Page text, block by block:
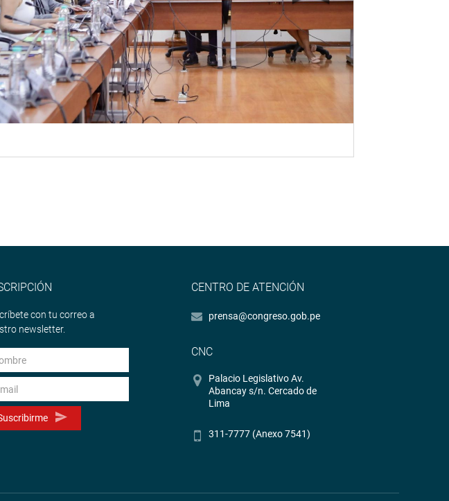
con tu correo a
newsletter.
CENTRO DE ATENCIÓN
prensa@congreso.gob.pe
CNC
Palacio Legislativo Av.
Abancay s/n. Cercado de
Lima
311-7777 (Anexo 7541)